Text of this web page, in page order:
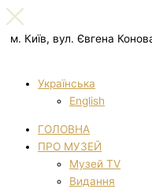
м. Київ, вул. Євгена
Українська
English
ГОЛОВНА
ПРО МУЗЕЙ
Музей TV
Видання